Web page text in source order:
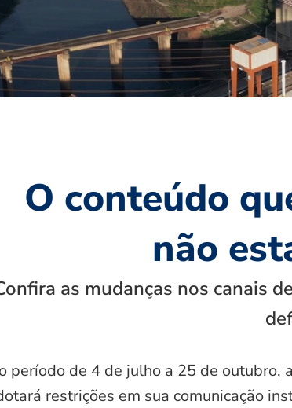
O conteúdo
não
as mudanças nos canais
período de 4 de julho a 25 de outubro,
restrições em sua comunicação